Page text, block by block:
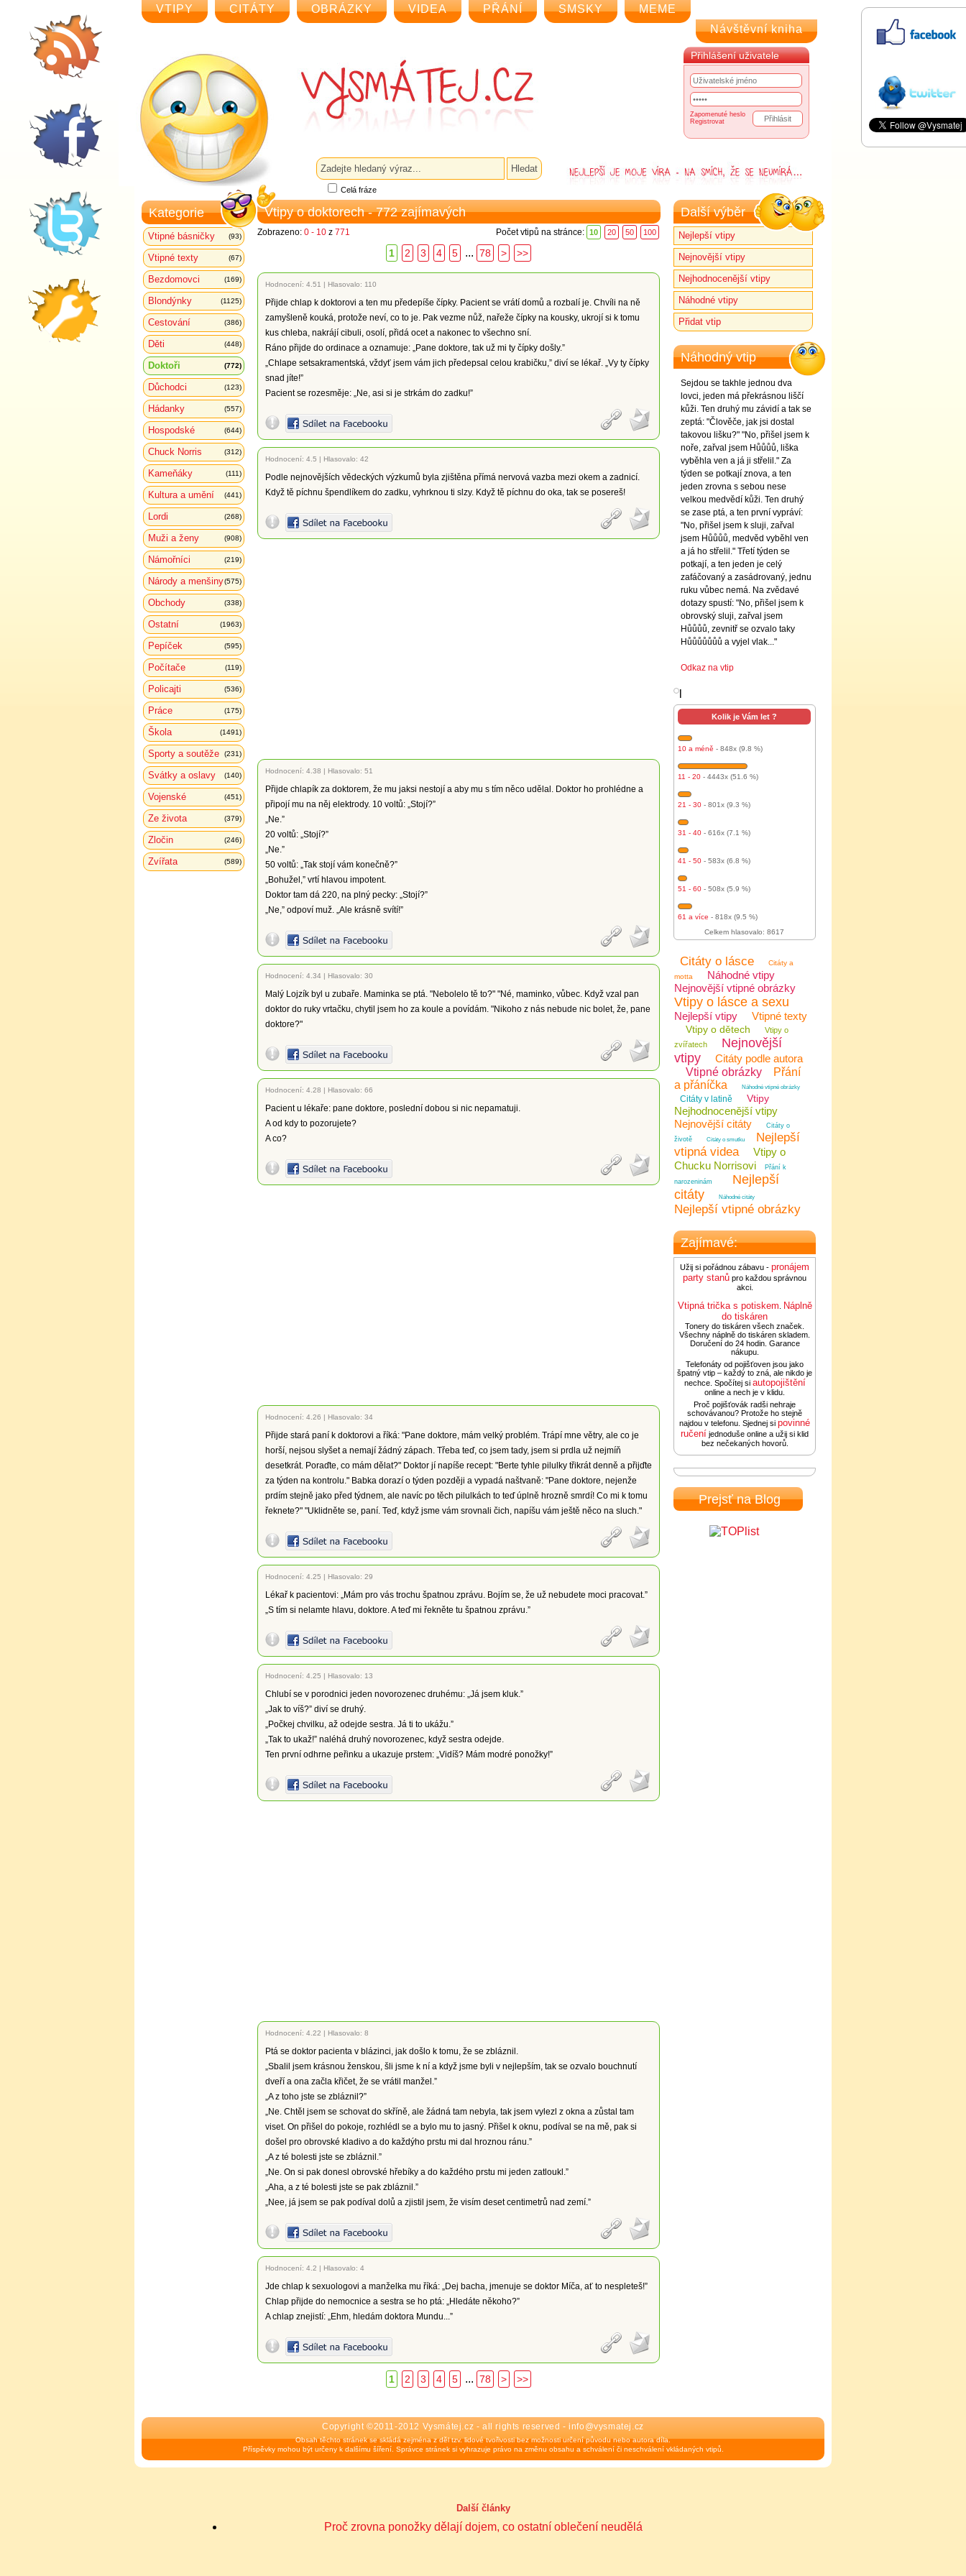
VTIPY CITÁTY OBRÁZKY VIDEA PŘÁNÍ SMSKY
MEME
Návštěvní kniha
Přihlášení uživatele
Zapomenuté heslo
Registrovat
Celá fráze
Kategorie
Vtipné básničky (93)
Vtipné texty (67)
Bezdomovci (169)
Blondýnky (1125)
Cestování (386)
Děti (448)
Doktoři (772)
Důchodci (123)
Hádanky (557)
Hospodské (644)
Chuck Norris (312)
Kameňáky (111)
Kultura a umění (441)
Lordi (268)
Muži a ženy (908)
Námořníci (219)
Národy a menšiny(575)
Obchody (338)
Ostatní (1963)
Pepíček (595)
Počítače (119)
Policajti (536)
Práce (175)
Škola (1491)
Sporty a soutěže (231)
Svátky a oslavy (140)
Vojenské (451)
Ze života (379)
Zločin (246)
Zvířata (589)
Vtipy o doktorech - 772 zajímavých
Zobrazeno: 0 - 10 z 771 Počet vtipů na stránce: 10 20 50 100
1 2 3 4 5 ... 78 > >>
Hodnocení: 4.51 | Hlasovalo: 110
Přijde chlap k doktorovi a ten mu předepíše čípky. Pacient se vrátí domů a rozbalí je. Chvíli na ně
zamyšleně kouká, protože neví, co to je. Pak vezme nůž, nařeže čípky na kousky, ukrojí si k tomu
kus chleba, nakrájí cibuli, osolí, přidá ocet a nakonec to všechno sní.
Ráno přijde do ordinace a oznamuje: „Pane doktore, tak už mi ty čípky došly.”
„Chlape setsakramentská, vždyť jsem vám jich předepsal celou krabičku,” diví se lékař. „Vy ty čípky
snad jíte!”
Pacient se rozesměje: „Ne, asi si je strkám do zadku!”
Hodnocení: 4.5 | Hlasovalo: 42
Podle nejnovějších vědeckých výzkumů byla zjištěna přímá nervová vazba mezi okem a zadnicí.
Když tě píchnu špendlíkem do zadku, vyhrknou ti slzy. Když tě píchnu do oka, tak se posereš!
Hodnocení: 4.38 | Hlasovalo: 51
Přijde chlapík za doktorem, že mu jaksi nestojí a aby mu s tím něco udělal. Doktor ho prohlédne a
připojí mu na něj elektrody. 10 voltů: „Stojí?”
„Ne.”
20 voltů: „Stojí?”
„Ne.”
50 voltů: „Tak stojí vám konečně?”
„Bohužel,” vrtí hlavou impotent.
Doktor tam dá 220, na plný pecky: „Stojí?”
„Ne,” odpoví muž. „Ale krásně svítí!”
Hodnocení: 4.34 | Hlasovalo: 30
Malý Lojzík byl u zubaře. Maminka se ptá. "Nebolelo tě to?" "Né, maminko, vůbec. Když vzal pan
doktor do ruky vrtačku, chytil jsem ho za koule a povídám. "Nikoho z nás nebude nic bolet, že, pane
doktore?"
Hodnocení: 4.28 | Hlasovalo: 66
Pacient u lékaře: pane doktore, poslední dobou si nic nepamatuji.
A od kdy to pozorujete?
A co?
Hodnocení: 4.26 | Hlasovalo: 34
Přijde stará paní k doktorovi a říká: "Pane doktore, mám velký problém. Trápí mne větry, ale co je
horší, nejsou slyšet a nemají žádný zápach. Třeba teď, co jsem tady, jsem si prdla už nejmíň
desetkrát. Poraďte, co mám dělat?" Doktor jí napíše recept: "Berte tyhle pilulky třikrát denně a přijďte
za týden na kontrolu." Babka dorazí o týden později a vypadá naštvaně: "Pane doktore, nejenže
prdím stejně jako před týdnem, ale navíc po těch pilulkách to teď úplně hrozně smrdí! Co mi k tomu
řeknete?" "Uklidněte se, paní. Teď, když jsme vám srovnali čich, napíšu vám ještě něco na sluch."
Hodnocení: 4.25 | Hlasovalo: 29
Lékař k pacientovi: „Mám pro vás trochu špatnou zprávu. Bojím se, že už nebudete moci pracovat.”
„S tím si nelamte hlavu, doktore. A teď mi řekněte tu špatnou zprávu.”
Hodnocení: 4.25 | Hlasovalo: 13
Chlubí se v porodnici jeden novorozenec druhému: „Já jsem kluk.”
„Jak to víš?” diví se druhý.
„Počkej chvilku, až odejde sestra. Já ti to ukážu.”
„Tak to ukaž!” naléhá druhý novorozenec, když sestra odejde.
Ten první odhrne peřinku a ukazuje prstem: „Vidíš? Mám modré ponožky!”
Hodnocení: 4.22 | Hlasovalo: 8
Ptá se doktor pacienta v blázinci, jak došlo k tomu, že se zbláznil.
„Sbalil jsem krásnou ženskou, šli jsme k ní a když jsme byli v nejlepším, tak se ozvalo bouchnutí
dveří a ona začla křičet, že se vrátil manžel.”
„A z toho jste se zbláznil?”
„Ne. Chtěl jsem se schovat do skříně, ale žádná tam nebyla, tak jsem vylezl z okna a zůstal tam
viset. On přišel do pokoje, rozhlédl se a bylo mu to jasný. Přišel k oknu, podíval se na mě, pak si
došel pro obrovské kladivo a do každýho prstu mi dal hroznou ránu.”
„A z té bolesti jste se zbláznil.”
„Ne. On si pak donesl obrovské hřebíky a do každého prstu mi jeden zatloukl.”
„Aha, a z té bolesti jste se pak zbláznil.”
„Nee, já jsem se pak podíval dolů a zjistil jsem, že visím deset centimetrů nad zemí.”
Hodnocení: 4.2 | Hlasovalo: 4
Jde chlap k sexuologovi a manželka mu říká: „Dej bacha, jmenuje se doktor Míča, ať to nespleteš!”
Chlap přijde do nemocnice a sestra se ho ptá: „Hledáte někoho?”
A chlap znejistí: „Ehm, hledám doktora Mundu...”
1 2 3 4 5 ... 78 > >>
Další výběr
Nejlepší vtipy
Nejnovější vtipy
Nejhodnocenější vtipy
Náhodné vtipy
Přidat vtip
Náhodný vtip
Sejdou se takhle jednou dva
lovci, jeden má překrásnou liščí
kůži. Ten druhý mu závidí a tak se
zeptá: "Člověče, jak jsi dostal
takovou lišku?" "No, přišel jsem k
noře, zařval jsem Hůůůů, liška
vyběhla ven a já ji střelil." Za
týden se potkají znova, a ten
jeden zrovna s sebou nese
velkou medvědí kůži. Ten druhý
se zase ptá, a ten první vypráví:
"No, přišel jsem k sluji, zařval
jsem Hůůůů, medvěd vyběhl ven
a já ho střelil." Třetí týden se
potkají, a ten jeden je celý
zafáčovaný a zasádrovaný, jednu
ruku vůbec nemá. Na zvědavé
dotazy spustí: "No, přišel jsem k
obrovský sluji, zařval jsem
Hůůůů, zevnitř se ozvalo taky
Hůůůůůůů a vyjel vlak..."
Odkaz na vtip
Kolik je Vám let ?
10 a méně - 848x (9.8 %)
11 - 20 - 4443x (51.6 %)
21 - 30 - 801x (9.3 %)
31 - 40 - 616x (7.1 %)
41 - 50 - 583x (6.8 %)
51 - 60 - 508x (5.9 %)
61 a více - 818x (9.5 %)
Celkem hlasovalo: 8617
Citáty o lásce
Citáty a
motta
Náhodné vtipy
Nejnovější vtipné obrázky
Vtipy o lásce a sexu
Nejlepší vtipy Vtipné texty
Vtipy o dětech
Vtipy o
zvířatech
Nejnovější
vtipy
Citáty podle autora
Vtipné obrázky
Přání
a přáníčka
Náhodné vtipné obrázky
Citáty v latině Vtipy
Nejhodnocenější vtipy
Nejnovější citáty
Citáty o
životě
Citáty o smutku
Nejlepší
vtipná videa
Vtipy o
Chucku Norrisovi
Přání k
narozeninám
Nejlepší
citáty
Náhodné citáty
Nejlepší vtipné obrázky
Zajímavé:
Užij si pořádnou zábavu - pronájem
party stanů pro každou správnou
akci.
Vtipná trička s potiskem Náplně
do tiskáren
Tonery do tiskáren všech značek.
Všechny náplně do tiskáren skladem.
Doručení do 24 hodin. Garance
nákupu.
Telefonáty od pojišťoven jsou jako
špatný vtip – každý to zná, ale nikdo je
nechce. Spočítej si autopojištění
online a nech je v klidu.
Proč pojišťovák radši nehraje
schovávanou? Protože ho stejně
najdou v telefonu. Sjednej si povinné
ručení jednoduše online a užij si klid
bez nečekaných hovorů.
Prejsť na Blog
Copyright ©2011-2012 Vysmátej.cz - all rights reserved - info@vysmatej.cz
Obsah těchto stránek se skládá zejména z děl tzv. lidové tvořivosti bez možnosti určení původu nebo autora díla.
Příspěvky mohou být určeny k dalšímu šíření. Správce stránek si vyhrazuje právo na změnu obsahu a schválení či neschválení vkládaných vtipů.
Další články
Proč zrovna ponožky dělají dojem, co ostatní oblečení neudělá